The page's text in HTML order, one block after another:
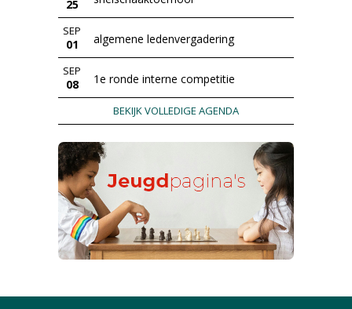
25
SEP
01 algemene ledenvergadering
SEP
08 1e ronde interne competitie
BEKIJK VOLLEDIGE AGENDA